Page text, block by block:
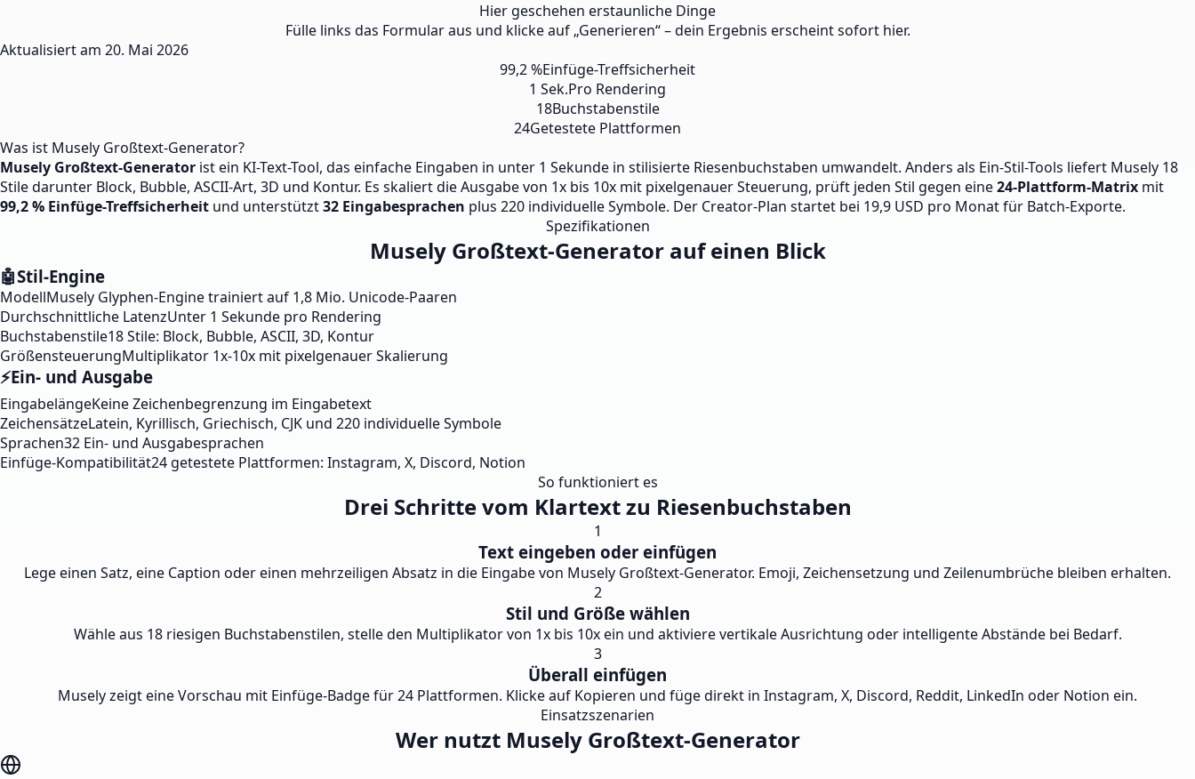
Hier geschehen erstaunliche Dinge
Fülle links das Formular aus und klicke auf „Generieren“ – dein Ergebnis erscheint sofort hier.
Aktualisiert am 20. Mai 2026
99,2 %Einfüge-Treffsicherheit
1 Sek.Pro Rendering
18Buchstabenstile
24Getestete Plattformen
Was ist Musely Großtext-Generator?
Musely Großtext-Generator ist ein KI-Text-Tool, das einfache Eingaben in unter 1 Sekunde in stilisierte Riesenbuchstaben umwandelt. Anders als Ein-Stil-Tools liefert Musely 18
Stile darunter Block, Bubble, ASCII-Art, 3D und Kontur. Es skaliert die Ausgabe von 1x bis 10x mit pixelgenauer Steuerung, prüft jeden Stil gegen eine24-Plattform-Matrix mit
99,2 % Einfüge-Treffsicherheit und unterstützt32 Eingabesprachen plus 220 individuelle Symbole. Der Creator-Plan startet bei 19,9 USD pro Monat für Batch-Exporte.
Spezifikationen
Musely Großtext-Generator auf einen Blick
🤖Stil-Engine
ModellMusely Glyphen-Engine trainiert auf 1,8 Mio. Unicode-Paaren
Durchschnittliche LatenzUnter 1 Sekunde pro Rendering
Buchstabenstile18 Stile: Block, Bubble, ASCII, 3D, Kontur
GrößensteuerungMultiplikator 1x-10x mit pixelgenauer Skalierung
⚡Ein- und Ausgabe
EingabelängeKeine Zeichenbegrenzung im Eingabetext
ZeichensätzeLatein, Kyrillisch, Griechisch, CJK und 220 individuelle Symbole
Sprachen32 Ein- und Ausgabesprachen
Einfüge-Kompatibilität24 getestete Plattformen: Instagram, X, Discord, Notion
So funktioniert es
Drei Schritte vom Klartext zu Riesenbuchstaben
1
Text eingeben oder einfügen
Lege einen Satz, eine Caption oder einen mehrzeiligen Absatz in die Eingabe von Musely Großtext-Generator. Emoji, Zeichensetzung und Zeilenumbrüche bleiben erhalten.
2
Stil und Größe wählen
Wähle aus 18 riesigen Buchstabenstilen, stelle den Multiplikator von 1x bis 10x ein und aktiviere vertikale Ausrichtung oder intelligente Abstände bei Bedarf.
3
Überall einfügen
Musely zeigt eine Vorschau mit Einfüge-Badge für 24 Plattformen. Klicke auf Kopieren und füge direkt in Instagram, X, Discord, Reddit, LinkedIn oder Notion ein.
Einsatzszenarien
Wer nutzt Musely Großtext-Generator